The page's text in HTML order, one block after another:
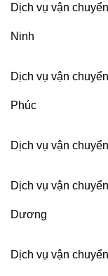
Dịch vụ vận
Ninh
Dịch vụ vận
Phúc
Dịch vụ vận
Dịch vụ vận
Dương
Dịch vụ vận